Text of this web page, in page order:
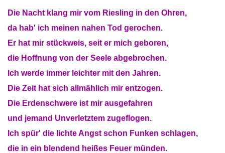
Die Nacht klang mir vom Riesling in den Ohren,
da hab' ich meinen nahen Tod gerochen.
Er hat mir stückweis, seit er mich geboren,
die Hoffnung von der Seele abgebrochen.
Ich werde immer leichter mit den Jahren.
Die Zeit hat sich allmählich mir entzogen.
Die Erdenschwere ist mir ausgefahren
und jemand Unverletztem zugeflogen.
Ich spür' die lichte Angst schon Funken schlagen,
die in ein blendend heißes Feuer münden.